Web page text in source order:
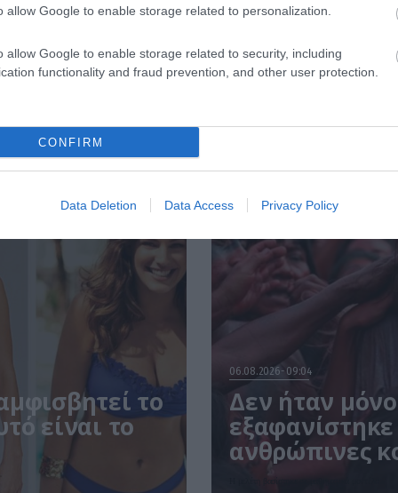
allow Google to enable storage related to personalization.
allow Google to enable storage related to security, including
functionality and fraud prevention, and other user protection.
CONFIRM
Data Deletion Data Access Privacy Policy
που
σε κάθε ηλικία…
το γάλα!
3 Ανατροπή
εμβολιασμένοι
πεθαίνουν πλέον
ΗΠΑ από COVID-19
το
είναι το
06.08.2026 09:04
Δεν ήταν μόνο
ανθρώπινες
έρευνα